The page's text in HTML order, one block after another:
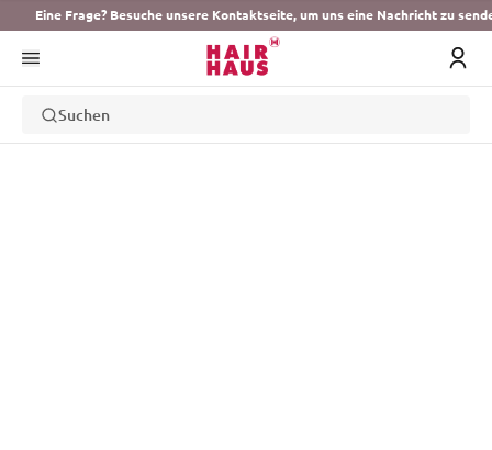
Eine Frage? Besuche unsere Kontaktseite, um uns eine Nachricht zu
Suchen